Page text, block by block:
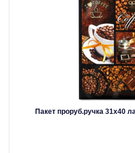
Пакет проруб.ручка 31х40